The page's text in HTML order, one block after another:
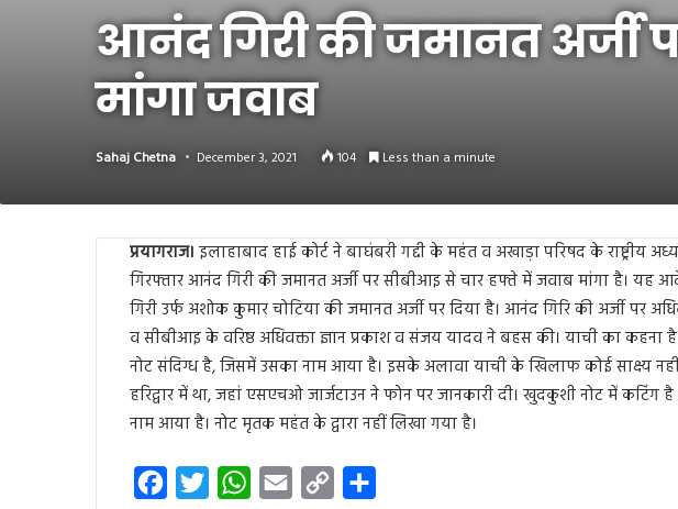
आनंद गिरी की जमानत अर्जी
मांगा जवाब
Sahaj Chetna December 3, 2021 104 Less than a minute
प्रयागराज। इलाहाबाद हाई कोर्ट ने बाघंबरी गद्दी के महंत व अखाड़ा परिषद के राष्ट्रीय
गिरफ्तार आनंद गिरी की जमानत अर्जी पर सीबीआइ से चार हफ्ते में जवाब मांगा है। यह
गिरी उर्फ अशोक कुमार चोटिया की जमानत अर्जी पर दिया है। आनंद गिरि की अर्जी पर
व सीबीआइ के वरिष्ठ अधिवक्ता ज्ञान प्रकाश व संजय यादव ने बहस की। याची का
नोट संदिग्ध है, जिसमें उसका नाम आया है। इसके अलावा याची के खिलाफ कोई साक्ष्य
हरिद्वार में था, जहां एसएचओ जार्जटाउन ने फोन पर जानकारी दी। खुदकुशी नोट में
नाम आया है। नोट मृतक महंत के द्वारा नहीं लिखा गया है।
W